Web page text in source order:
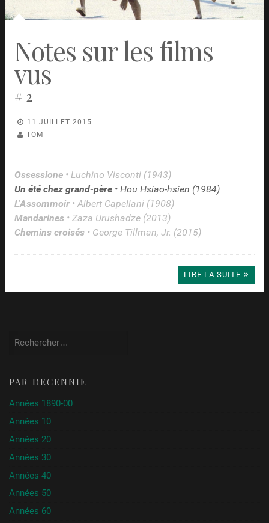
Notes sur les films
vus
# 2
11 JUILLET 2015
TOM
Ossessione • Luchino Visconti (1943)
Un été chez grand-père • Hou Hsiao-hsien (1984)
L’Assommoir • Albert Capellani (1908)
Mandarines • Zaza Urushadze (2013)
Chemins croisés • George Tillman, Jr. (2015)
LIRE LA SUITE
PAR DÉCENNIE
Années 1890-00
Années 10
Années 20
Années 30
Années 40
Années 50
Années 60